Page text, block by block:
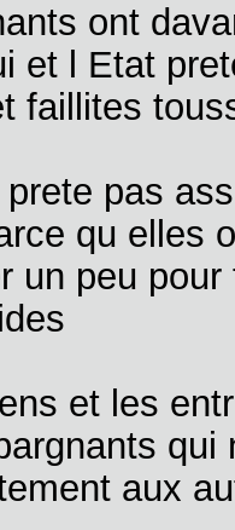
ont
et l Etat
faillites
pas
qu elles
un peu
et les
aux